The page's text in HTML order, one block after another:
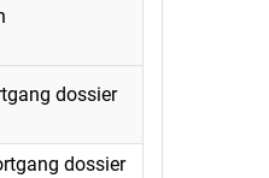
dossier
dossier